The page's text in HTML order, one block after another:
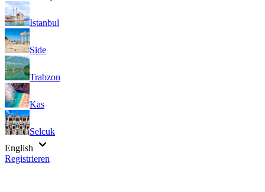
Istanbul
Side
Trabzon
Kas
Selcuk
English
Registrieren